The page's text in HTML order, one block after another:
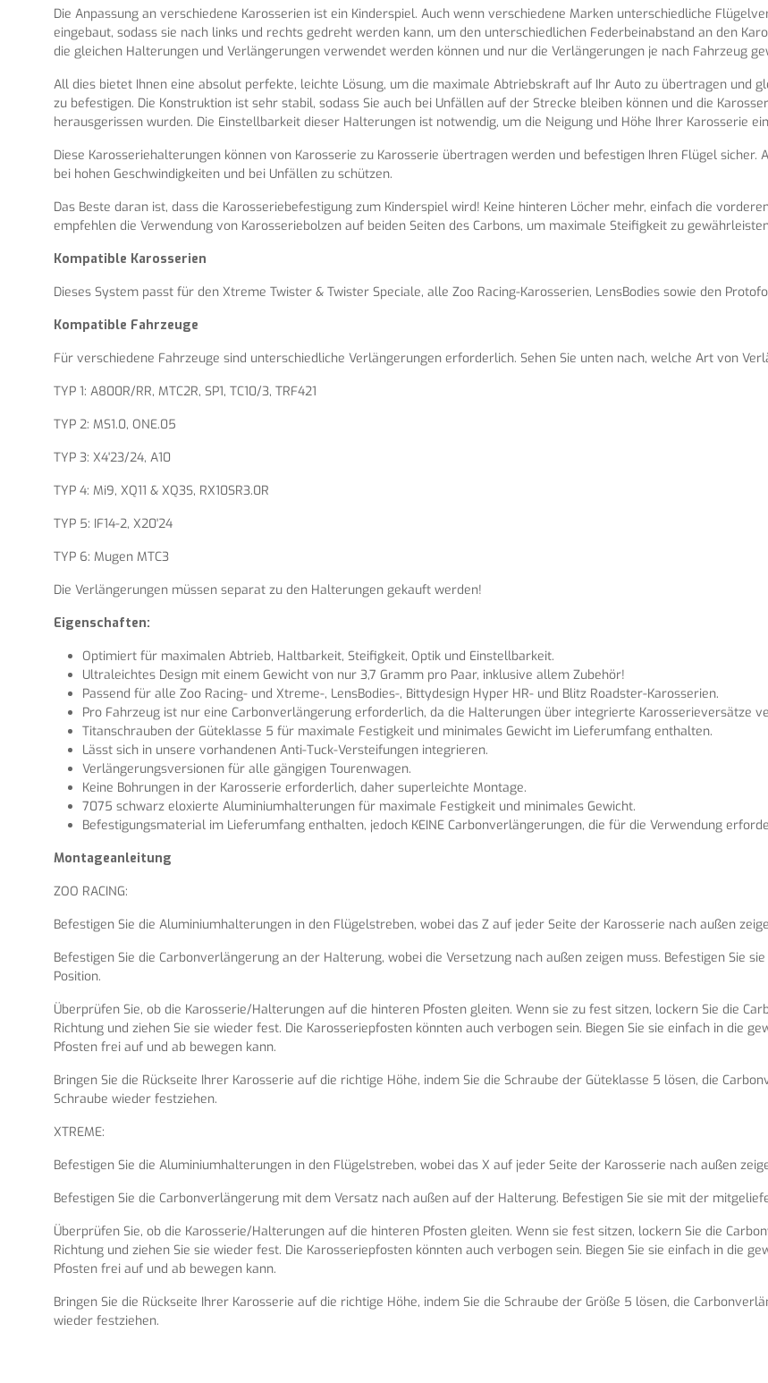
Die Anpassung an verschiedene Karosserien ist ein Kinderspiel. Auch wenn verschiedene Marken unterschiedliche
eingebaut, sodass sie nach links und rechts gedreht werden kann, um den unterschiedlichen Federbeinabstand an den
die gleichen Halterungen und Verlängerungen verwendet werden können und nur die Verlängerungen je nach Fahrzeug
All dies bietet Ihnen eine absolut perfekte, leichte Lösung, um die maximale Abtriebskraft auf Ihr Auto zu übertragen und
zu befestigen. Die Konstruktion ist sehr stabil, sodass Sie auch bei Unfällen auf der Strecke bleiben können und die
herausgerissen wurden. Die Einstellbarkeit dieser Halterungen ist notwendig, um die Neigung und Höhe Ihrer Karosserie
Diese Karosseriehalterungen können von Karosserie zu Karosserie übertragen werden und befestigen Ihren Flügel
bei hohen Geschwindigkeiten und bei Unfällen zu schützen.
Das Beste daran ist, dass die Karosseriebefestigung zum Kinderspiel wird! Keine hinteren Löcher mehr, einfach die
empfehlen die Verwendung von Karosseriebolzen auf beiden Seiten des Carbons, um maximale Steifigkeit zu
Kompatible Karosserien
Dieses System passt für den Xtreme Twister & Twister Speciale, alle Zoo Racing-Karosserien, LensBodies sowie den
Kompatible Fahrzeuge
Für verschiedene Fahrzeuge sind unterschiedliche Verlängerungen erforderlich. Sehen Sie unten nach, welche Art von
TYP 1: A800R/RR, MTC2R, SP1, TC10/3, TRF421
TYP 2: MS1.0, ONE.05
TYP 3: X4'23/24, A10
TYP 4: Mi9, XQ11 & XQ3S, RX10SR3.0R
TYP 5: IF14-2, X20'24
TYP 6: Mugen MTC3
Die Verlängerungen müssen separat zu den Halterungen gekauft werden!
Eigenschaften:
Optimiert für maximalen Abtrieb, Haltbarkeit, Steifigkeit, Optik und Einstellbarkeit.
Ultraleichtes Design mit einem Gewicht von nur 3,7 Gramm pro Paar, inklusive allem Zubehör!
Passend für alle Zoo Racing- und Xtreme-, LensBodies-, Bittydesign Hyper HR- und Blitz Roadster-Karosserien.
Pro Fahrzeug ist nur eine Carbonverlängerung erforderlich, da die Halterungen über integrierte Karosserieversätze
Titanschrauben der Güteklasse 5 für maximale Festigkeit und minimales Gewicht im Lieferumfang enthalten.
Lässt sich in unsere vorhandenen Anti-Tuck-Versteifungen integrieren.
Verlängerungsversionen für alle gängigen Tourenwagen.
Keine Bohrungen in der Karosserie erforderlich, daher superleichte Montage.
7075 schwarz eloxierte Aluminiumhalterungen für maximale Festigkeit und minimales Gewicht.
Befestigungsmaterial im Lieferumfang enthalten, jedoch KEINE Carbonverlängerungen, die für die Verwendung
Montageanleitung
ZOO RACING:
Befestigen Sie die Aluminiumhalterungen in den Flügelstreben, wobei das Z auf jeder Seite der Karosserie nach außen
Befestigen Sie die Carbonverlängerung an der Halterung, wobei die Versetzung nach außen zeigen muss. Befestigen Sie
Position.
Überprüfen Sie, ob die Karosserie/Halterungen auf die hinteren Pfosten gleiten. Wenn sie zu fest sitzen, lockern Sie die
Richtung und ziehen Sie sie wieder fest. Die Karosseriepfosten könnten auch verbogen sein. Biegen Sie sie einfach in die
Pfosten frei auf und ab bewegen kann.
Bringen Sie die Rückseite Ihrer Karosserie auf die richtige Höhe, indem Sie die Schraube der Güteklasse 5 lösen, die
Schraube wieder festziehen.
XTREME:
Befestigen Sie die Aluminiumhalterungen in den Flügelstreben, wobei das X auf jeder Seite der Karosserie nach außen
Befestigen Sie die Carbonverlängerung mit dem Versatz nach außen auf der Halterung. Befestigen Sie sie mit der
Überprüfen Sie, ob die Karosserie/Halterungen auf die hinteren Pfosten gleiten. Wenn sie fest sitzen, lockern Sie die
Richtung und ziehen Sie sie wieder fest. Die Karosseriepfosten könnten auch verbogen sein. Biegen Sie sie einfach in die
Pfosten frei auf und ab bewegen kann.
Bringen Sie die Rückseite Ihrer Karosserie auf die richtige Höhe, indem Sie die Schraube der Größe 5 lösen, die
wieder festziehen.